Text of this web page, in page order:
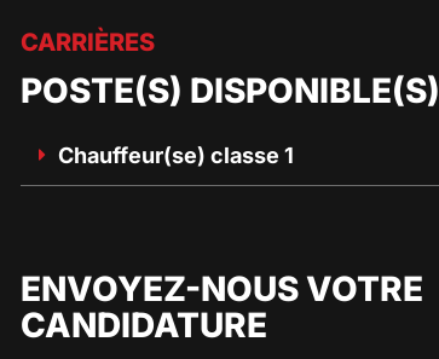
CARRIÈRES
POSTE(S) DISPONIBLE(S)
Chauffeur(se) classe 1
ENVOYEZ-NOUS VOTRE
CANDIDATURE